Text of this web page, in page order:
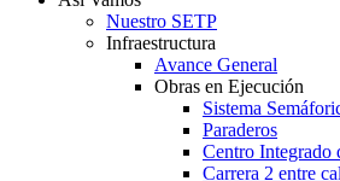
Nuestro SETP
Infraestructura
Avance General
Obras en Ejecución
Sistema
Paraderos
Centro Integrado
Carrera 2 entre